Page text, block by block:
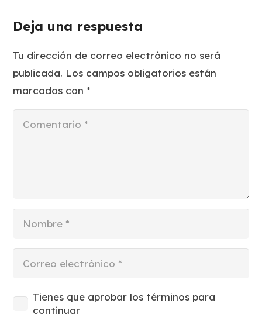
Deja una respuesta
Tu dirección de correo electrónico no será
publicada. Los campos obligatorios están
marcados con*
Tienes que aprobar los términos para
continuar